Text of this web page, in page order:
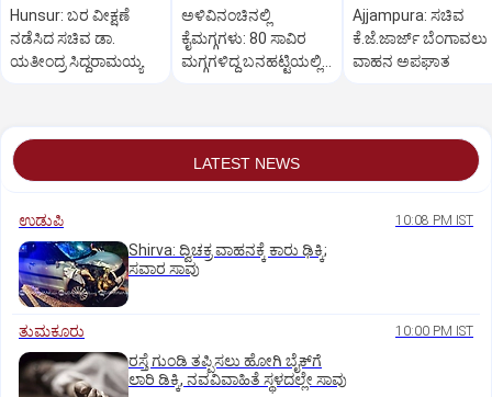
Hunsur: ಬರ ವೀಕ್ಷಣೆ
ನಡೆಸಿದ ಸಚಿವ ಡಾ.
ಯತೀಂದ್ರ ಸಿದ್ದರಾಮಯ್ಯ
ಅಳಿವಿನಂಚಿನಲ್ಲಿ
ಕೈಮಗ್ಗಗಳು: 80 ಸಾವಿರ
ಮಗ್ಗಗಳಿದ್ದ ಬನಹಟ್ಟಿಯಲ್ಲಿ
Ajjampura: ಸಚಿವ
ಕೆ.ಜೆ.ಜಾರ್ಜ್ ಬೆಂಗಾವಲು
ವಾಹನ ಅಪಘಾತ
LATEST NEWS
ಉಡುಪಿ 10:08 PM IST
Shirva: ದ್ವಿಚಕ್ರ ವಾಹನಕ್ಕೆ ಕಾರು ಢಿಕ್ಕಿ;
ಸವಾರ ಸಾವು
ತುಮಕೂರು 10:00 PM IST
ರಸ್ತೆ ಗುಂಡಿ ತಪ್ಪಿಸಲು ಹೋಗಿ ಬೈಕ್‌ಗೆ
ಲಾರಿ ಡಿಕ್ಕಿ, ನವವಿವಾಹಿತೆ ಸ್ಥಳದಲ್ಲೇ ಸಾವು